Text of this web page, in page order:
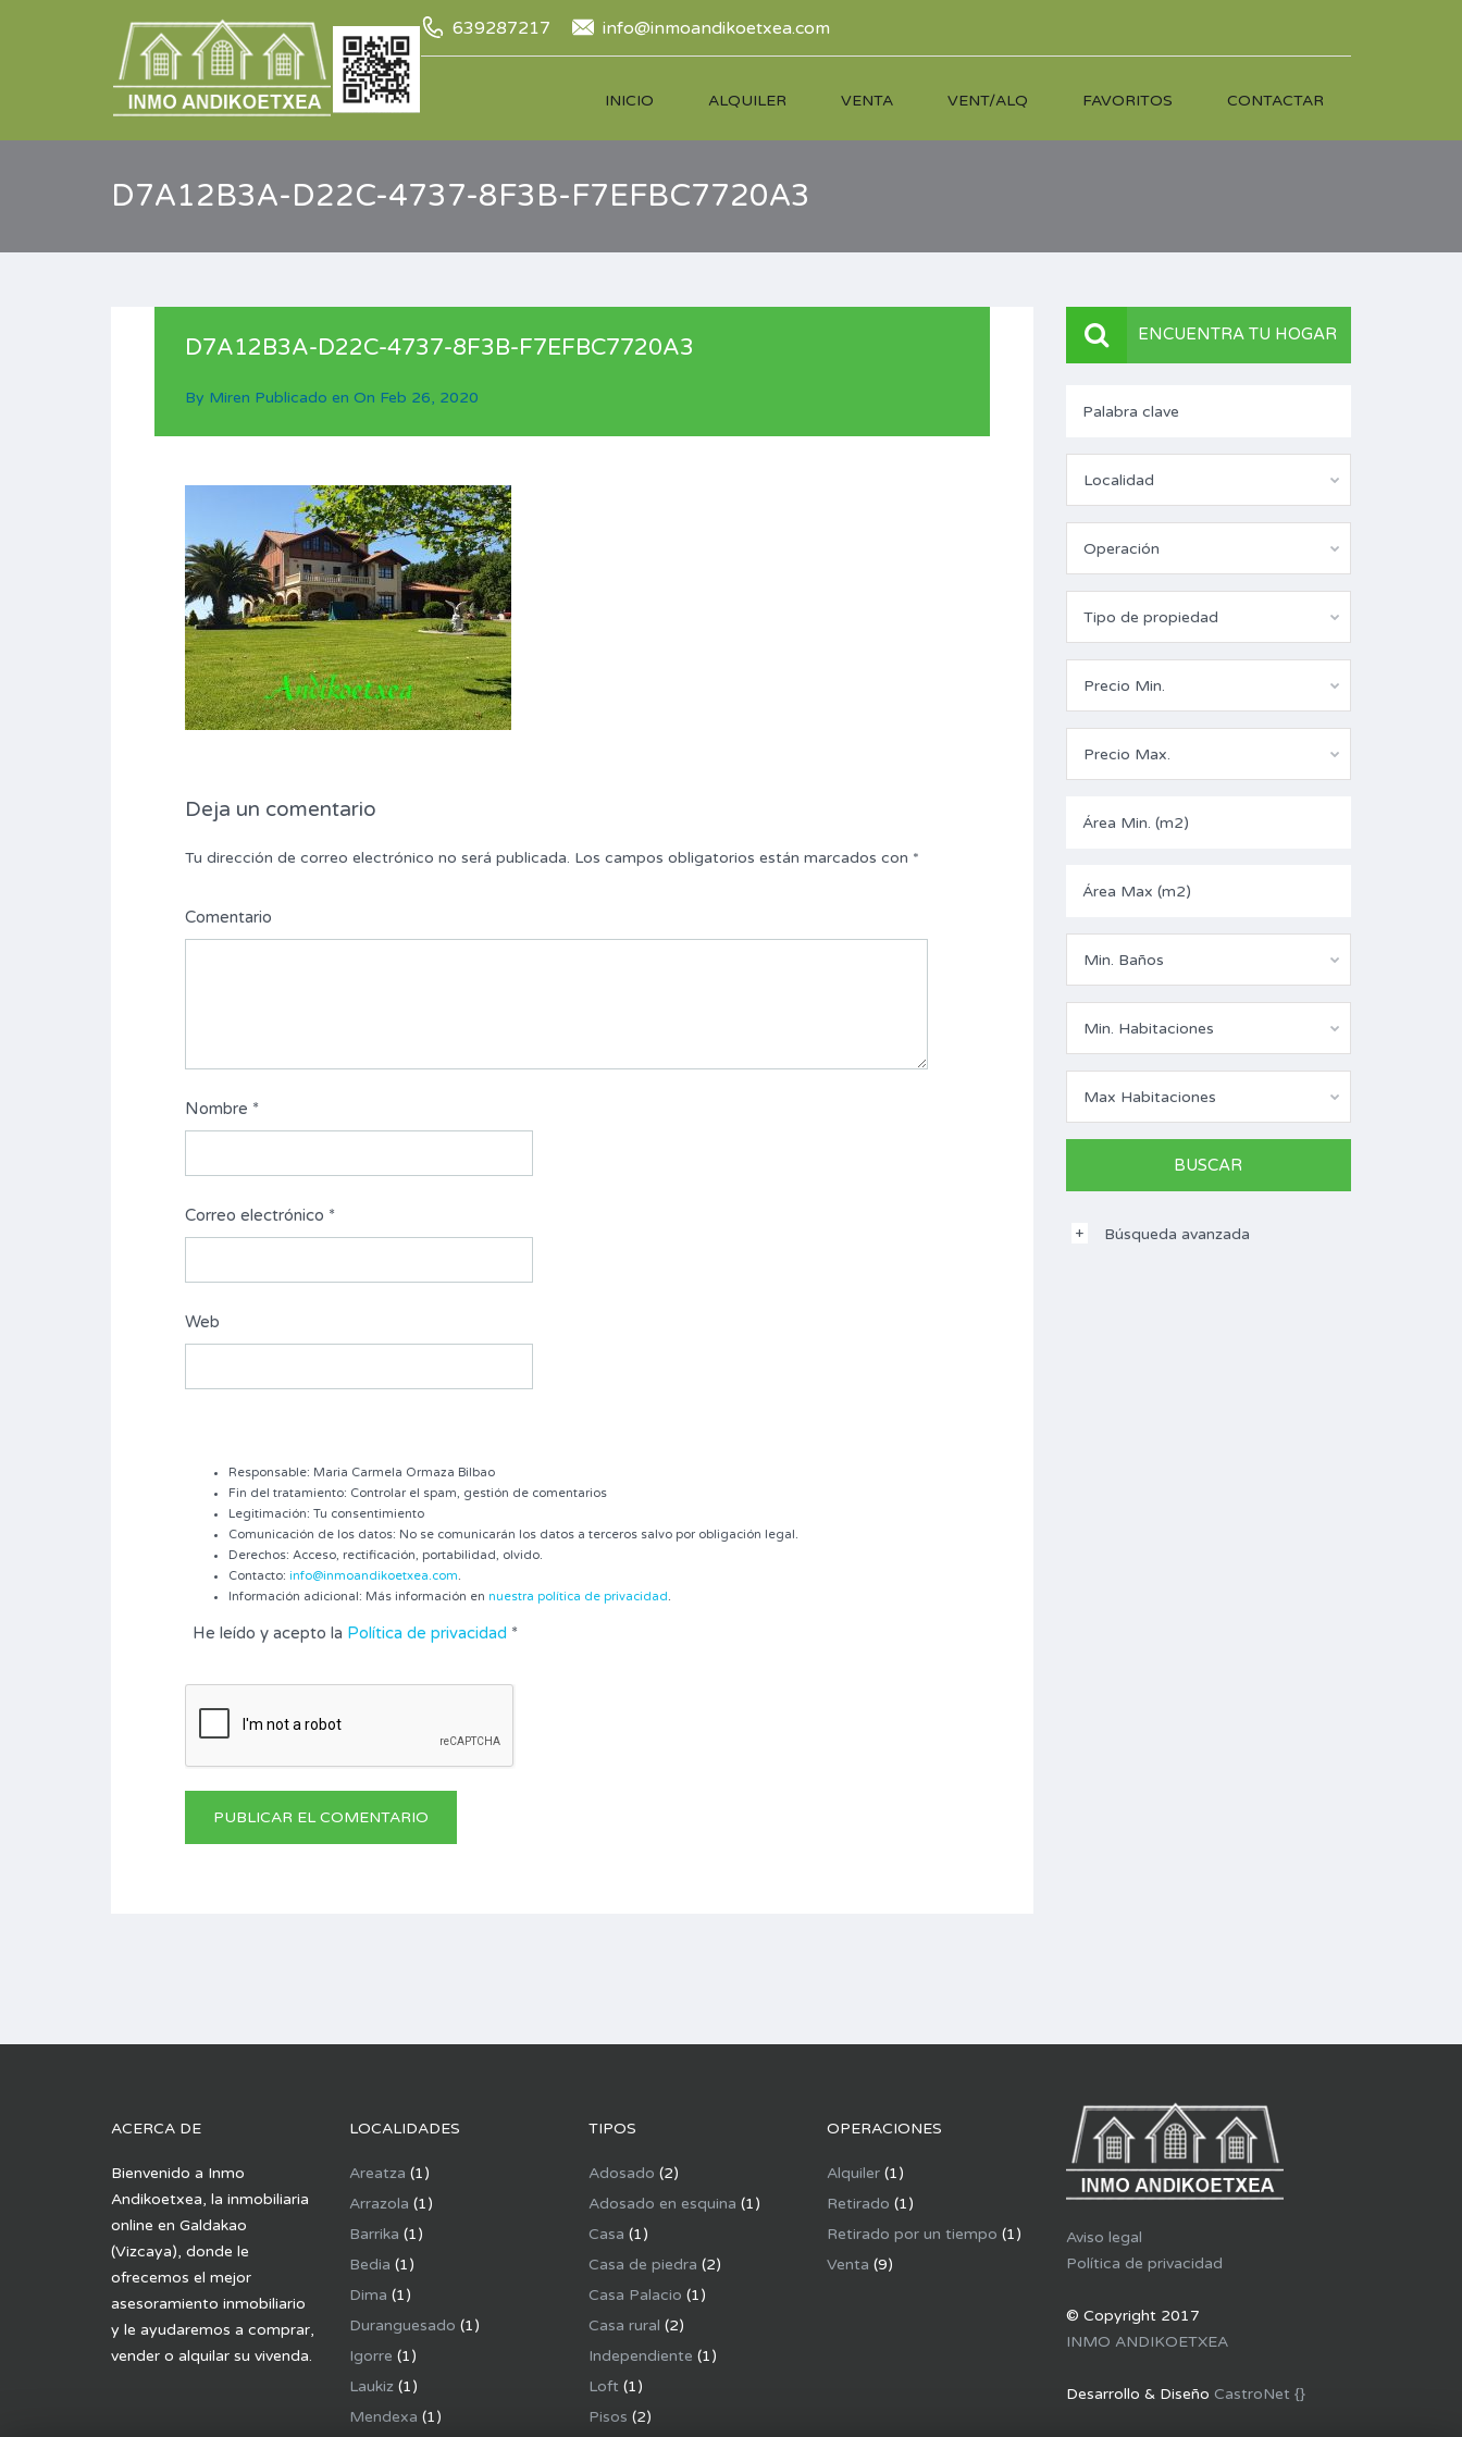
639287217 info@inmoandikoetxea.com
INICIO ALQUILER VENTA VENT/ALQ FAVORITOS CONTACTAR
D7A12B3A-D22C-4737-8F3B-F7EFBC7720A3
D7A12B3A-D22C-4737-8F3B-F7EFBC7720A3
By Miren Publicado en On Feb 26, 2020
Deja un comentario
Tu dirección de correo electrónico no será publicada. Los campos obligatorios están marcados con *
Comentario
Nombre *
Correo electrónico *
Web
Responsable: Maria Carmela Ormaza Bilbao
Fin del tratamiento: Controlar el spam, gestión de comentarios
Legitimación: Tu consentimiento
Comunicación de los datos: No se comunicarán los datos a terceros salvo por obligación legal.
Derechos: Acceso, rectificación, portabilidad, olvido.
Contacto: info@inmoandikoetxea.com.
Información adicional: Más información en nuestra política de privacidad.
He leído y acepto la Política de privacidad *
ENCUENTRA TU HOGAR
Localidad
Operación
Tipo de propiedad
Precio Min.
Precio Max.
Min. Baños
Min. Habitaciones
Max Habitaciones
Búsqueda avanzada
ACERCA DE
Bienvenido a Inmo
Andikoetxea, la inmobiliaria
online en Galdakao
(Vizcaya), donde le
ofrecemos el mejor
asesoramiento inmobiliario
y le ayudaremos a comprar,
vender o alquilar su vivenda.
LOCALIDADES
Areatza (1)
Arrazola (1)
Barrika (1)
Bedia (1)
Dima (1)
Duranguesado (1)
Igorre (1)
Laukiz (1)
Mendexa (1)
TIPOS
Adosado (2)
Adosado en esquina (1)
Casa (1)
Casa de piedra (2)
Casa Palacio (1)
Casa rural (2)
Independiente (1)
Loft (1)
Pisos (2)
OPERACIONES
Alquiler (1)
Retirado (1)
Retirado por un tiempo (1)
Venta (9)
Aviso legal
Política de privacidad
© Copyright 2017
INMO ANDIKOETXEA
Desarrollo & Diseño CastroNet {}